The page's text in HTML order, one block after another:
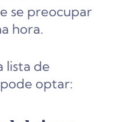
se preocupar
hora.
lista de
optar: